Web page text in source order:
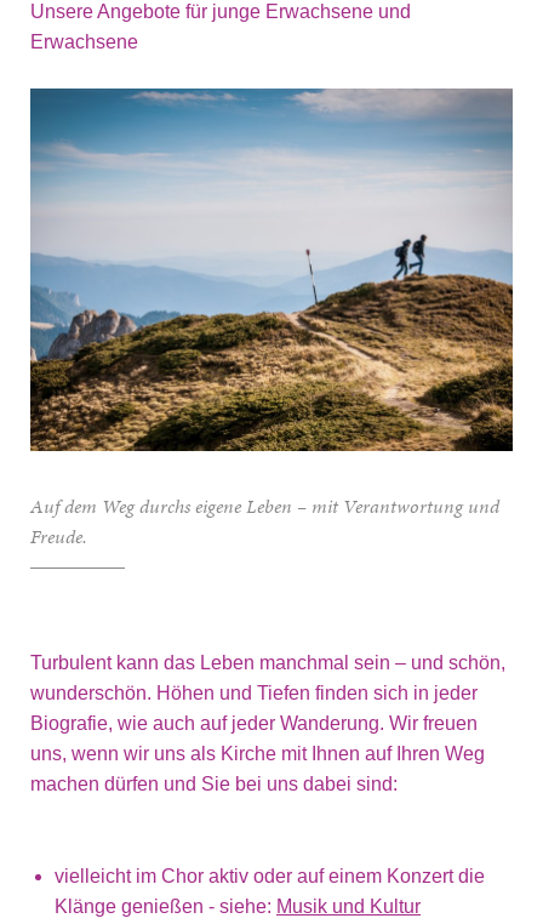
Unsere Angebote für junge Erwachsene und
Erwachsene
Auf dem Weg durchs eigene Leben – mit Verantwortung und
Freude.
Turbulent kann das Leben manchmal sein – und schön,
wunderschön. Höhen und Tiefen finden sich in jeder
Biografie, wie auch auf jeder Wanderung. Wir freuen
uns, wenn wir uns als Kirche mit Ihnen auf Ihren Weg
machen dürfen und Sie bei uns dabei sind:
vielleicht im Chor aktiv oder auf einem Konzert die
Klänge genießen - siehe: Musik und Kultur